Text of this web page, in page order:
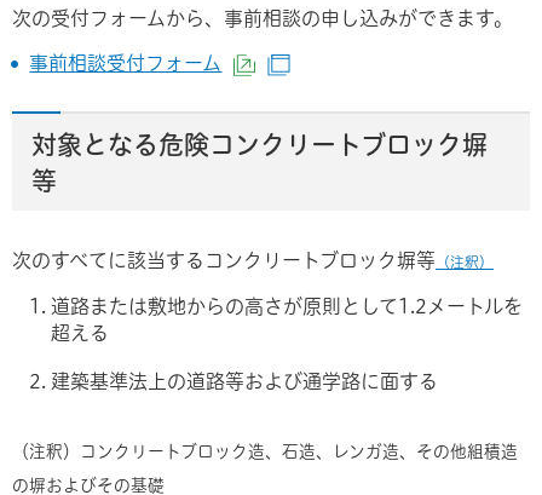
次の受付フォームから、事前相談の申し込みができます。
事前相談受付フォーム （外部サイトへリンク）
対象となる危険コンクリートブロック塀
等
次のすべてに該当するコンクリートブロック塀等 （注釈）
道路または敷地からの高さが原則として1.2メートルを
超える
建築基準法上の道路等および通学路に面する
（注釈）コンクリートブロック造、石造、レンガ造、その他組積造
の塀およびその基礎